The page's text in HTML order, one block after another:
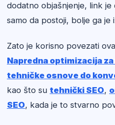
dodatno objašnjenje, link
samo da postoji, bolje ga je
Zato je korisno povezati
Napredna optimizacija
tehničke osnove do
kao što su tehnički SEO,
SEO, kada je to stvarno